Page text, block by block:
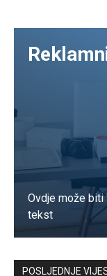
Ovdje može biti
tekst
Kontaktirajte
POSLJEDNJE